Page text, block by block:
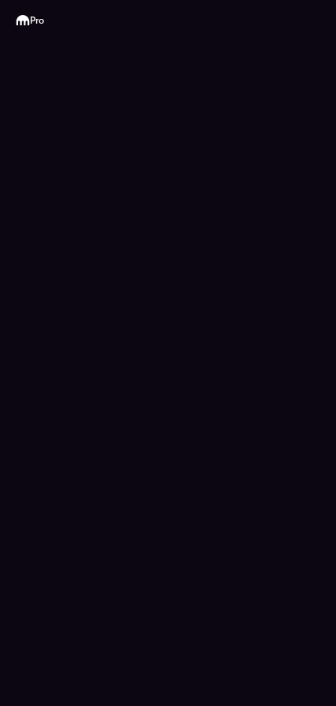
Kraken
Pro